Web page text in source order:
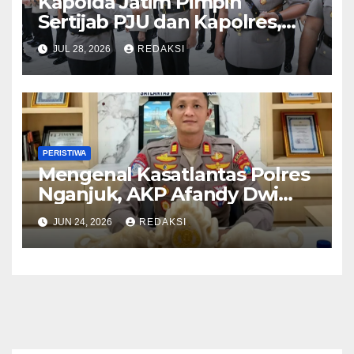
Sertijab PJU dan Kapolres,
Perkuat Regenerasi
Kepemimpinan dan
Pelayanan Presisi
JUL 28, 2026 REDAKSI
PERISTIWA
Mengenal Kasatlantas Polres
Nganjuk, AKP Afandy Dwi
Takdir
JUN 24, 2026 REDAKSI